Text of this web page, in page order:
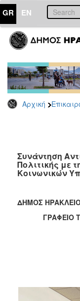
GR EN
Αρχική
ΕΠΙΚΑΙΡΟΤΗΤΑ
Τύπου
Αρχείο
2026
2025
2022
2021
2019
2018
2012
Συνάντηση
Πολιτικής με
Κοινωνικών
ΔΗΜΟΣ
ΓΡΑΦΕΙΟ